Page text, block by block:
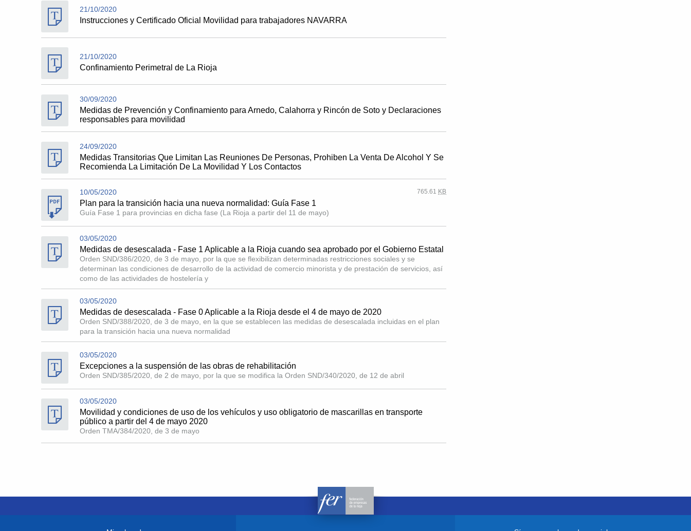
21/10/2020
Instrucciones y Certificado Oficial Movilidad para trabajadores NAVARRA
21/10/2020
Confinamiento Perimetral de La Rioja
30/09/2020
Medidas de Prevención y Confinamiento para Arnedo, Calahorra y Rincón de Soto y Declaraciones
responsables para movilidad
24/09/2020
Medidas Transitorias Que Limitan Las Reuniones De Personas, Prohiben La Venta De Alcohol Y Se
Recomienda La Limitación De La Movilidad Y Los Contactos
10/05/2020 765.61 KB
Plan para la transición hacia una nueva normalidad: Guía Fase 1
Guía Fase 1 para provincias en dicha fase (La Rioja a partir del 11 de mayo)
03/05/2020
Medidas de desescalada - Fase 1 Aplicable a la Rioja cuando sea aprobado por el Gobierno Estatal
Orden SND/386/2020, de 3 de mayo, por la que se flexibilizan determinadas restricciones sociales y se
determinan las condiciones de desarrollo de la actividad de comercio minorista y de prestación de servicios, así
como de las actividades de hostelería y
03/05/2020
Medidas de desescalada - Fase 0 Aplicable a la Rioja desde el 4 de mayo de 2020
Orden SND/388/2020, de 3 de mayo, en la que se establecen las medidas de desescalada incluidas en el plan
para la transición hacia una nueva normalidad
03/05/2020
Excepciones a la suspensión de las obras de rehabilitación
Orden SND/385/2020, de 2 de mayo, por la que se modifica la Orden SND/340/2020, de 12 de abril
03/05/2020
Movilidad y condiciones de uso de los vehículos y uso obligatorio de mascarillas en transporte
público a partir del 4 de mayo 2020
Orden TMA/384/2020, de 3 de mayo